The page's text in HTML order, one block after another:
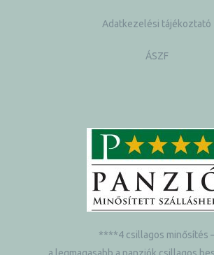
Adatkezelési tájékoztató
ÁSZF
****4 csillagos minősítés